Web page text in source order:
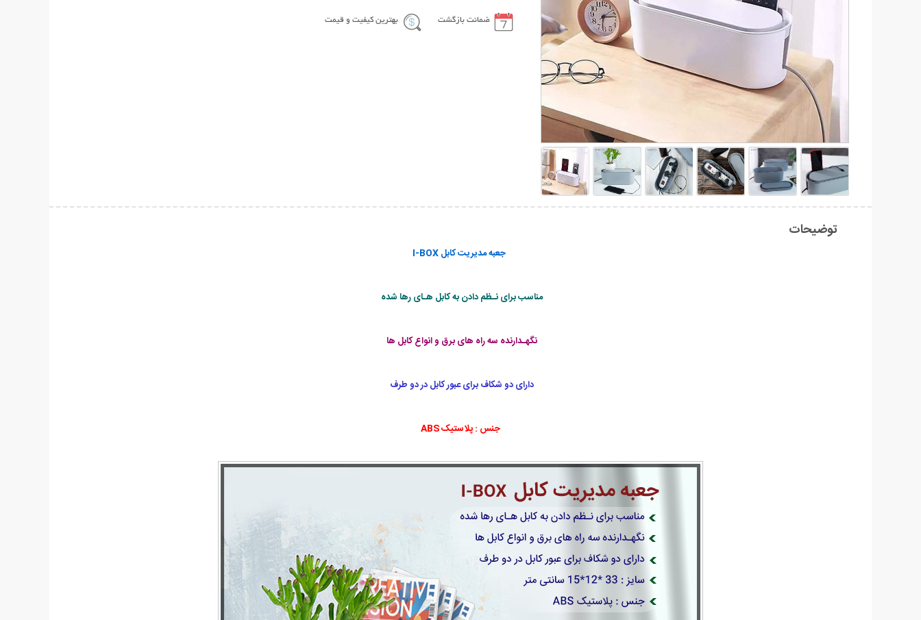
ضمانت بازگشت بهترین کیفیت و قیمت
توضیحات
جعبه مدیریت کابل I-BOX
مناسب برای نـظم دادن به کابل هـای رها شده
نگهـدارنده سه راه های برق و انواع کابل ها
دارای دو شکاف برای عبور کابل در دو طرف
جنس : پلاستیک ABS